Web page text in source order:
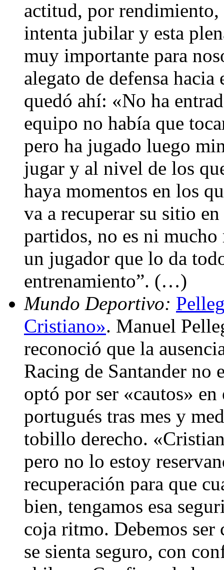
actitud, por
intenta jubilar y esta
muy importante para
alegato de defensa
quedó ahí: «No ha
equipo no había que
pero ha jugado luego
jugar y al nivel de los
haya momentos en los
va a recuperar su sitio
partidos, no es ni
un jugador que lo da
entrenamiento”. (…)
Mundo Deportivo:
Cristiano». Manuel
reconoció que la
Racing de Santander no
optó por ser «cautos»
portugués tras mes y
tobillo derecho.
pero no lo estoy
recuperación para que
bien, tengamos esa
coja ritmo. Debemos ser
se sienta seguro, con